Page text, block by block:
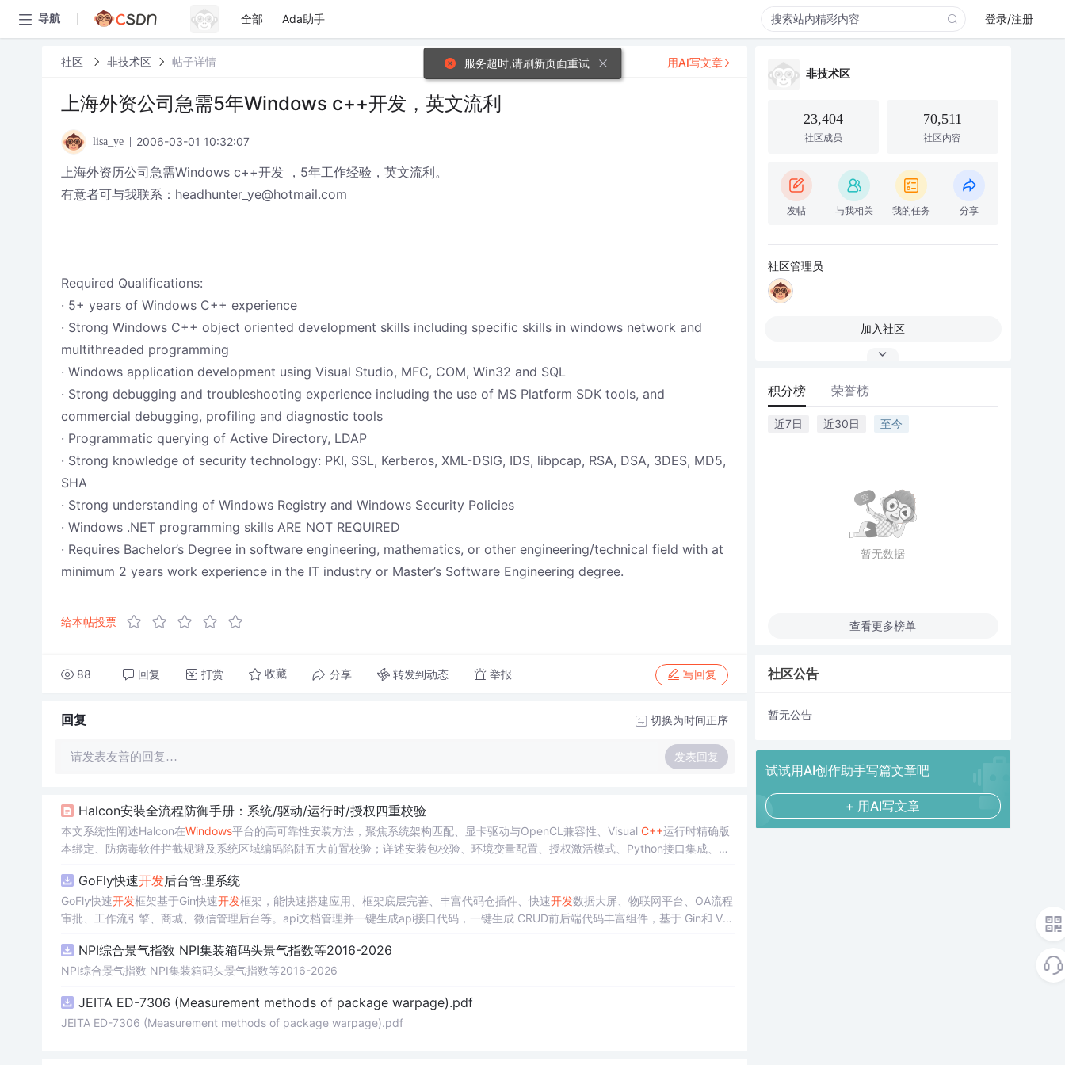
导航 全部 Ada助手 登录/注册
社区 非技术区 帖子详情
上海外资公司急需5年Windows c++开发，英文流利
lisa_ye 2006-03-01 10:32:07
上海外资历公司急需Windows c++开发 ，5年工作经验，英文流利。
有意者可与我联系：headhunter_ye@hotmail.com
Required Qualifications:
· 5+ years of Windows C++ experience
· Strong Windows C++ object oriented development skills including specific skills in windows network and
multithreaded programming
· Windows application development using Visual Studio, MFC, COM, Win32 and SQL
· Strong debugging and troubleshooting experience including the use of MS Platform SDK tools, and
commercial debugging, profiling and diagnostic tools
· Programmatic querying of Active Directory, LDAP
· Strong knowledge of security technology: PKI, SSL, Kerberos, XML-DSIG, IDS, libpcap, RSA, DSA, 3DES, MD5,
SHA
· Strong understanding of Windows Registry and Windows Security Policies
· Windows .NET programming skills ARE NOT REQUIRED
· Requires Bachelor’s Degree in software engineering, mathematics, or other engineering/technical field with at
minimum 2 years work experience in the IT industry or Master’s Software Engineering degree.
给本帖投票
88 回复 打赏 收藏 分享 转发到动态 举报 写回复
用AI写文章
回复 切换为时间正序
请发表友善的回复… 发表回复
Halcon安装全流程防御手册：系统/驱动/运行时/授权四重校验
本文系统性阐述Halcon在Windows平台的高可靠性安装方法，聚焦系统架构匹配、显卡驱动与OpenCL兼容性、Visual C++运行时精确版
本绑定、防病毒软件拦截规避及系统区域编码陷阱五大前置校验；详述安装包校验、环境变量配置、授权激活模式、Python接口集成、深
业级排查方案。
GoFly快速开发后台管理系统
GoFly快速开发框架基于Gin快速开发框架，能快速搭建应用、框架底层完善、丰富代码仓插件、快速开发数据大屏、物联网平台、OA流程
审批、工作流引擎、商城、微信管理后台等。api文档管理并一键生成api接口代码，一键生成 CRUD前后端代码丰富组件，基于 Gin和 Vu
思想，接口单层设计，开发简单，极易上手、代码可读性和可维护性好、得益于Go优秀性能框架性能和并发都很优秀、需要硬件资源很
小。
NPI综合景气指数 NPI集装箱码头景气指数等2016-2026
NPI综合景气指数 NPI集装箱码头景气指数等2016-2026
JEITA ED-7306 (Measurement methods of package warpage).pdf
JEITA ED-7306 (Measurement methods of package warpage).pdf
非技术区
23,404
社区成员
70,511
社区内容
发帖 与我相关 我的任务 分享
社区管理员
加入社区
积分榜 荣誉榜
近7日 近30日 至今
暂无数据
查看更多榜单
社区公告
暂无公告
试试用AI创作助手写篇文章吧
+ 用AI写文章
服务超时,请刷新页面重试